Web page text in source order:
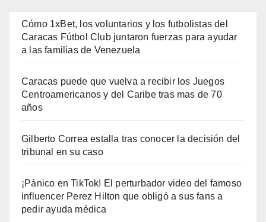
Cómo 1xBet, los voluntarios y los futbolistas del
Caracas Fútbol Club juntaron fuerzas para ayudar
a las familias de Venezuela
Caracas puede que vuelva a recibir los Juegos
Centroamericanos y del Caribe tras mas de 70
años
Gilberto Correa estalla tras conocer la decisión del
tribunal en su caso
¡Pánico en TikTok! El perturbador video del famoso
influencer Perez Hilton que obligó a sus fans a
pedir ayuda médica